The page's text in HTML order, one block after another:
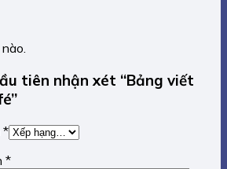
tiên nhận xét “Bảng viết
*
*